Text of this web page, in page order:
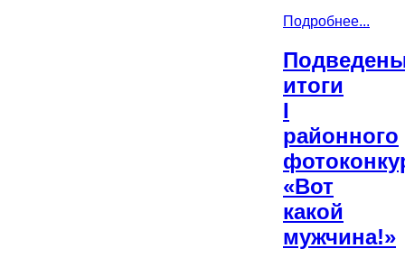
Подробнее...
итоги
I
районного
«Вот
какой
мужчина!»